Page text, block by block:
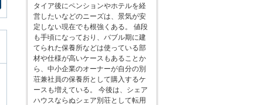
タイア後にペンションやホテルを経
営したいなどのニーズは、景気が安
定しない現在でも根強くある。 値段
も手頃になっており、バブル期に建
てられた保養所などは使っている部
材や仕様が高いケースもあることか
ら、中小企業のオーナーが自分の別
荘兼社員の保養所として購入するケ
ースも増えている。 今後は、シェア
ハウスならぬシェア別荘として転用